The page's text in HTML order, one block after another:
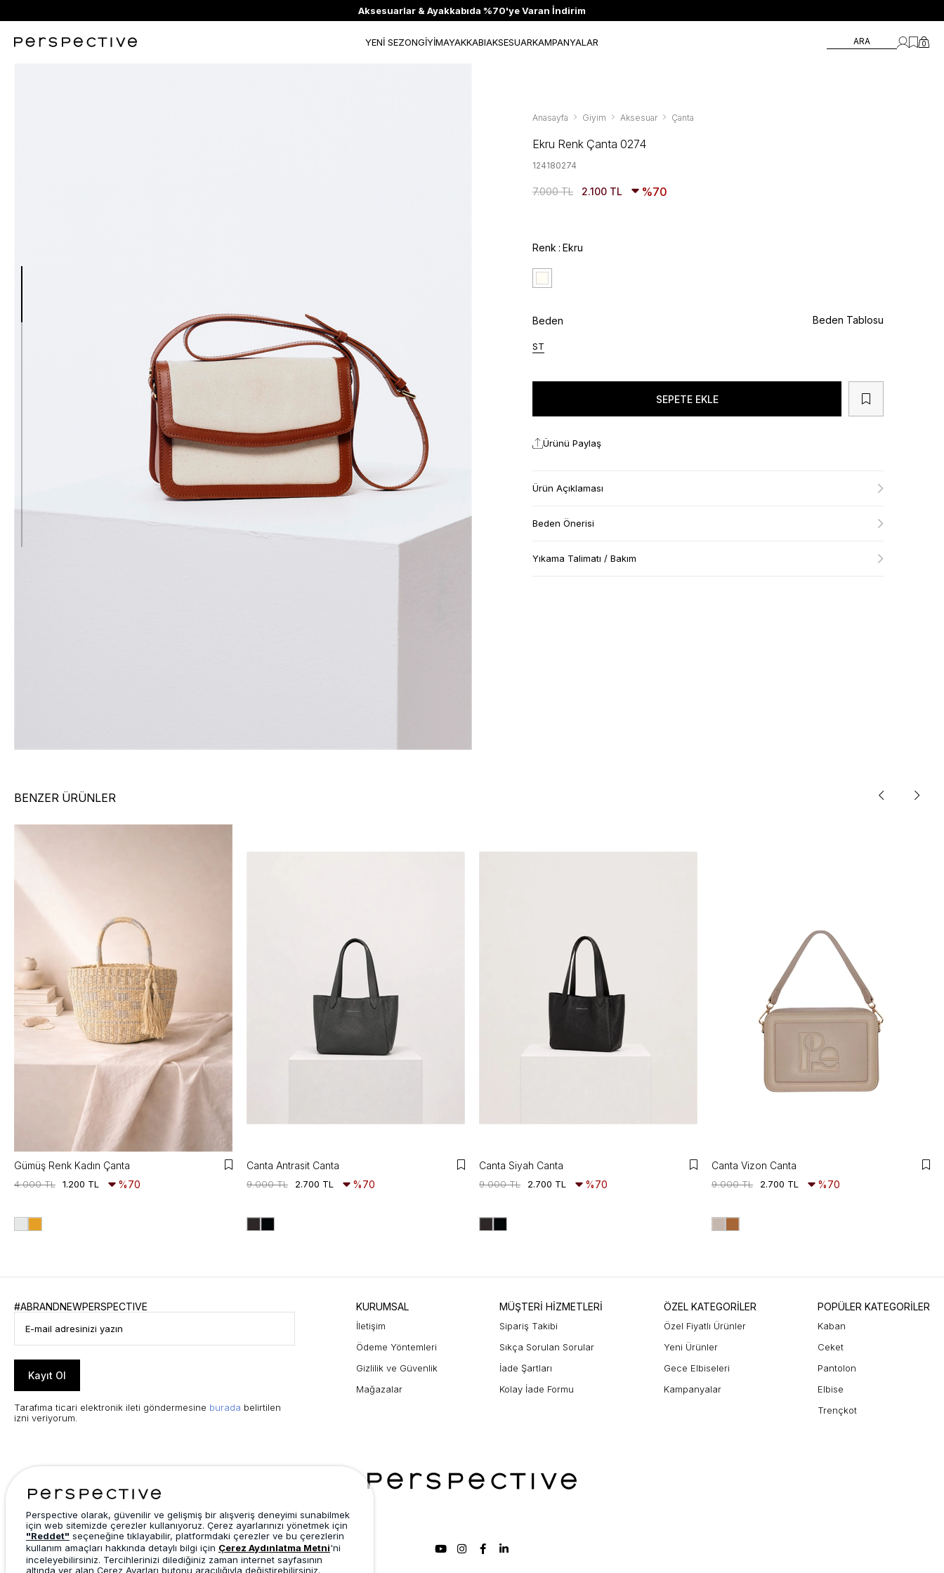
Aksesuarlar & Ayakkabıda %70'ye Varan İndirim
YENİ SEZONGİYİMAYAKKABIAKSESUARKAMPANYALAR ARA 0
Anasayfa Giyim Aksesuar Çanta
Ekru Renk Çanta 0274
124180274
7.000 TL 2.100 TL 70
Renk Ekru
Beden
ST
Beden Tablosu
Ürünü Paylaş
Ürün Açıklaması
Beden Önerisi
Yıkama Talimatı / Bakım
BENZER ÜRÜNLER
Gümüş Renk Kadın Çanta
1.200 TL
4.000 TL %70
Canta Antrasit Canta
2.700 TL
9.000 TL %70
Canta Siyah Canta
2.700 TL
9.000 TL %70
Canta Vizon Canta
2.700 TL
9.000 TL %70
#ABRANDNEWPERSPECTIVE
Kayıt Ol
Tarafıma ticari elektronik ileti göndermesine burada belirtilen
izni veriyorum.
KURUMSAL
İletişim
Ödeme Yöntemleri
Gizlilik ve Güvenlik
Mağazalar
MÜŞTERİ HİZMETLERİ
Sipariş Takibi
Sıkça Sorulan Sorular
İade Şartları
Kolay İade Formu
ÖZEL KATEGORİLER
Özel Fiyatlı Ürünler
Yeni Ürünler
Gece Elbiseleri
Kampanyalar
POPÜLER KATEGORİLER
Kaban
Ceket
Pantolon
Elbise
Trençkot
Perspective olarak, güvenilir ve gelişmiş bir alışveriş deneyimi sunabilmek
için web sitemizde çerezler kullanıyoruz. Çerez ayarlarınızı yönetmek için
"Reddet" seçeneğine tıklayabilir, platformdaki çerezler ve bu çerezlerin
kullanım amaçları hakkında detaylı bilgi için Çerez Aydınlatma Metni'ni
inceleyebilirsiniz. Tercihlerinizi dilediğiniz zaman internet sayfasının
altında yer alan Çerez Ayarları butonu aracılığıyla değiştirebilirsiniz.